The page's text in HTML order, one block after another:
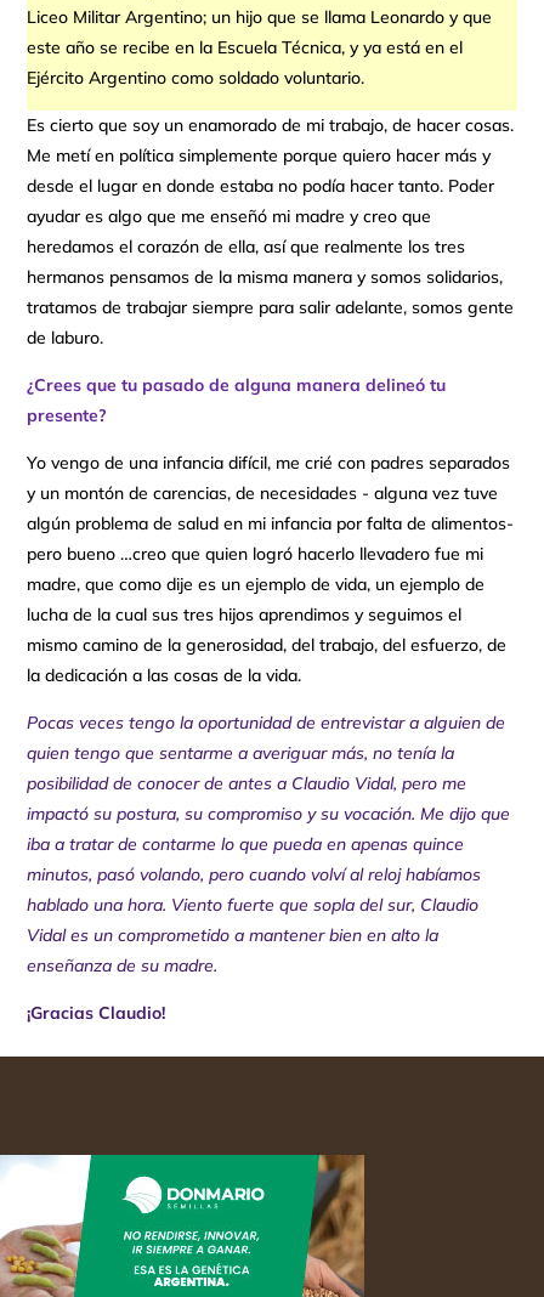
Liceo Militar Argentino; un hijo que se llama Leonardo y que
este año se recibe en la Escuela Técnica, y ya está en el
Ejército Argentino como soldado voluntario.
Es cierto que soy un enamorado de mi trabajo, de hacer cosas.
Me metí en política simplemente porque quiero hacer más y
desde el lugar en donde estaba no podía hacer tanto. Poder
ayudar es algo que me enseñó mi madre y creo que
heredamos el corazón de ella, así que realmente los tres
hermanos pensamos de la misma manera y somos solidarios,
tratamos de trabajar siempre para salir adelante, somos gente
de laburo.
¿Crees que tu pasado de alguna manera delineó tu
presente?
Yo vengo de una infancia difícil, me crié con padres separados
y un montón de carencias, de necesidades - alguna vez tuve
algún problema de salud en mi infancia por falta de alimentos-
pero bueno …creo que quien logró hacerlo llevadero fue mi
madre, que como dije es un ejemplo de vida, un ejemplo de
lucha de la cual sus tres hijos aprendimos y seguimos el
mismo camino de la generosidad, del trabajo, del esfuerzo, de
la dedicación a las cosas de la vida.
Pocas veces tengo la oportunidad de entrevistar a alguien de
quien tengo que sentarme a averiguar más, no tenía la
posibilidad de conocer de antes a Claudio Vidal, pero me
impactó su postura, su compromiso y su vocación. Me dijo que
iba a tratar de contarme lo que pueda en apenas quince
minutos, pasó volando, pero cuando volví al reloj habíamos
hablado una hora. Viento fuerte que sopla del sur, Claudio
Vidal es un comprometido a mantener bien en alto la
enseñanza de su madre.
¡Gracias Claudio!